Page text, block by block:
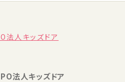
法人キッズドア